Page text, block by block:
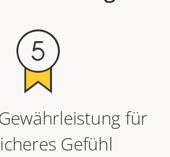
für
Gefühl